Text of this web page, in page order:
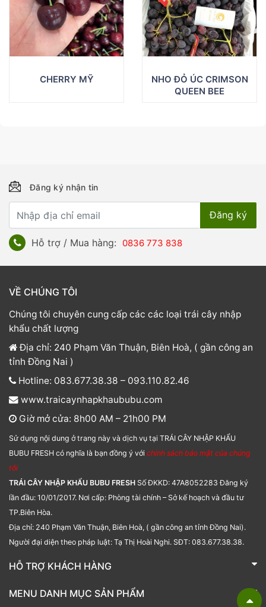
CHERRY MỸ
NHO ĐỎ ÚC CRIMSON
QUEEN BEE
Đăng ký nhận tin
Hỗ trợ / Mua hàng: 0836 773 838
VỀ CHÚNG TÔI
Chúng tôi chuyên cung cấp các các loại trái cây nhập
khẩu chất lượng
Địa chỉ: 240 Phạm Văn Thuận, Biên Hoà, ( gần công an
tỉnh Đồng Nai )
Hotline: 083.677.38.38 – 093.110.82.46
www.traicaynhapkhaububu.com
Giờ mở cửa: 8h00 AM – 21h00 PM
Sử dụng nội dung ở trang này và dịch vụ tại TRÁI CÂY NHẬP KHẨU
BUBU FRESH có nghĩa là bạn đồng ý với chính sách bảo mật của chúng
tôi
TRÁI CÂY NHẬP KHẨU BUBU FRESH Số ĐKKD: 47A8052283 Đăng ký
lần đầu: 10/01/2017. Nơi cấp: Phòng tài chính – Sở kế hoạch và đầu tư
TP.Biên Hòa.
Địa chỉ: 240 Phạm Văn Thuận, Biên Hoà, ( gần công an tỉnh Đồng Nai).
Người đại diện theo pháp luật: Tạ Thị Hoài Nghi. SĐT: 083.677.38.38.
HỖ TRỢ KHÁCH HÀNG
TRÁI CÂY NHẬP KHẨU BUBU FRESH
MENU DANH MỤC SẢN PHẨM